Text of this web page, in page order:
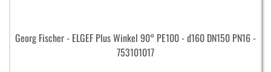
Georg Fischer - ELGEF Plus Winkel 90° PE100 - d160 DN150 PN16 -
753101017